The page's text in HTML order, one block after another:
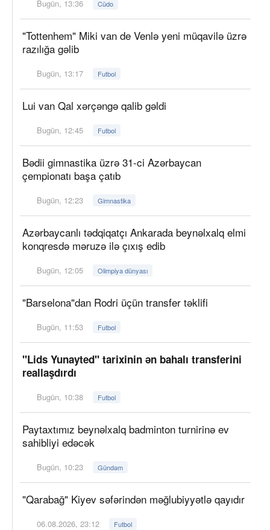
Bugün, 13:36 Cüdo
"Tottenhem" Miki van de Venlə yeni müqavilə üzrə
razılığa gəlib
Bugün, 13:17 Futbol
Lui van Qal xərçəngə qalib gəldi
Bugün, 12:45 Futbol
Bədii gimnastika üzrə 31-ci Azərbaycan
çempionatı başa çatıb
Bugün, 12:23 Gimnastika
Azərbaycanlı tədqiqatçı Ankarada beynəlxalq elmi
konqresdə məruzə ilə çıxış edib
Bugün, 12:05 Olimpiya dünyası
"Barselona"dan Rodri üçün transfer təklifi
Bugün, 11:53 Futbol
"Lids Yunayted" tarixinin ən bahalı transferini
reallaşdırdı
Bugün, 10:38 Futbol
Paytaxtımız beynəlxalq badminton turnirinə ev
sahibliyi edəcək
Bugün, 10:23 Gündəm
"Qarabağ" Kiyev səfərindən məğlubiyyətlə qayıdır
06.08.2026, 23:12 Futbol